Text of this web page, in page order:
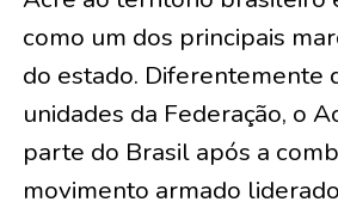
como um dos principais
do estado. Diferentemente
unidades da Federação, o
parte do Brasil após a
movimento armado